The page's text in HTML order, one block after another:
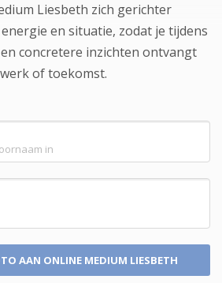
Liesbeth zich gerichter
en situatie, zodat je tijdens
concretere inzichten ontvangt
of toekomst.
AAN ONLINE MEDIUM LIESBETH